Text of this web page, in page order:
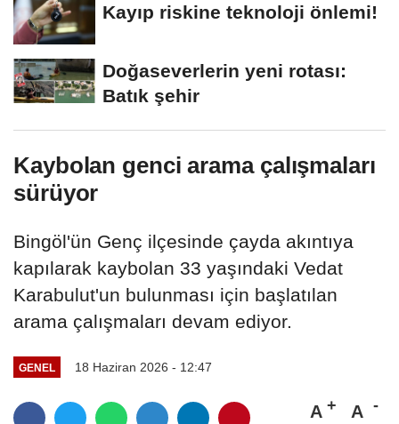
Kayıp riskine teknoloji önlemi!
Doğaseverlerin yeni rotası:
Batık şehir
Kaybolan genci arama çalışmaları
sürüyor
Bingöl'ün Genç ilçesinde çayda akıntıya
kapılarak kaybolan 33 yaşındaki Vedat
Karabulut'un bulunması için başlatılan
arama çalışmaları devam ediyor.
GENEL 18 Haziran 2026 - 12:47
A A